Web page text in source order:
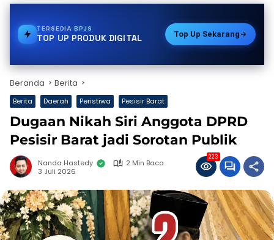
TERSEDIAE-WALLET
TOP UP PRODUK DIGITAL Top Up Sekarang
Beranda Berita
Berita Daerah Peristiwa Pesisir Barat
Dugaan Nikah Siri Anggota DPRD
Pesisir Barat jadi Sorotan Publik
Nanda Hastedy
2 Min Baca
3 Juli 2026
223